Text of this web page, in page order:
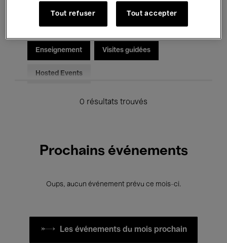
Pour tous Kids’ Palace
Enseignement Visites guidées
Hosted Events
0 résultats trouvés
Prochains événements
Oups, aucun événement prévu ce mois-ci.
Les événements du mois prochain
Tout refuser Tout accepter